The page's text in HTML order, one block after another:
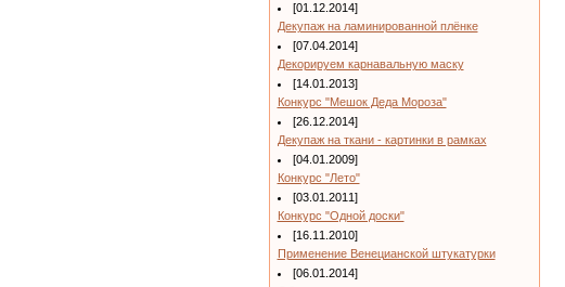
[01.12.2014]
Декупаж на ламинированной плёнке
[07.04.2014]
Декорируем карнавальную маску
[14.01.2013]
Конкурс "Мешок Деда Мороза"
[26.12.2014]
Декупаж на ткани - картинки в рамках
[04.01.2009]
Конкурс "Лето"
[03.01.2011]
Конкурс "Одной доски"
[16.11.2010]
Применение Венецианской штукатурки
[06.01.2014]